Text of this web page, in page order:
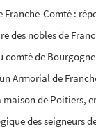
Franche-Comté :
des nobles de
comté de
Armorial de
maison de Poitiers,
des seigneurs